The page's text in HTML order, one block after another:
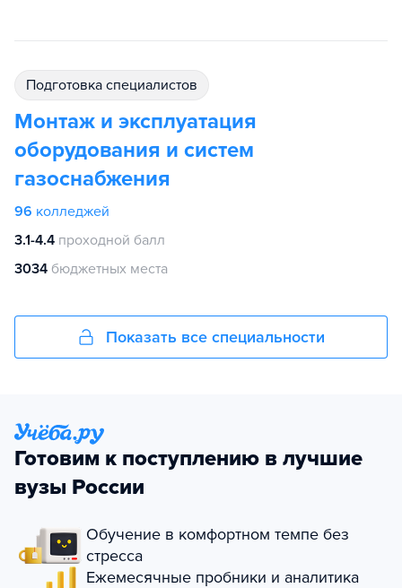
подготовка специалистов
Монтаж и эксплуатация
оборудования и систем
газоснабжения
96 колледжей
3.1-4.4 проходной балл
3034 бюджетных места
Показать все специальности
Готовим к поступлению в лучшие
вузы России
Обучение в комфортном темпе без
стресса
Ежемесячные пробники и аналитика